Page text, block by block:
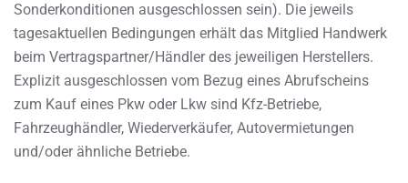
Sonderkonditionen ausgeschlossen sein). Die jeweils
tagesaktuellen Bedingungen erhält das Mitglied Handwerk
beim Vertragspartner/Händler des jeweiligen Herstellers.
Explizit ausgeschlossen vom Bezug eines Abrufscheins
zum Kauf eines Pkw oder Lkw sind Kfz-Betriebe,
Fahrzeughändler, Wiederverkäufer, Autovermietungen
und/oder ähnliche Betriebe.